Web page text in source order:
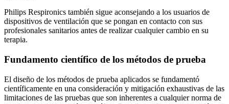
Philips Respironics también sigue aconsejando a los usuarios de
dispositivos de ventilación que se pongan en contacto con sus
profesionales sanitarios antes de realizar cualquier cambio en su
terapia.
Fundamento científico de los métodos de prueba
El diseño de los métodos de prueba aplicados se fundamentó
científicamente en una consideración y mitigación exhaustivas de las
limitaciones de las pruebas que son inherentes a cualquier norma de